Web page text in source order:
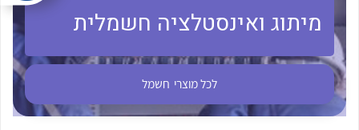
מיתוג ואינסטלציה חשמלית
לכל מוצרי חשמל